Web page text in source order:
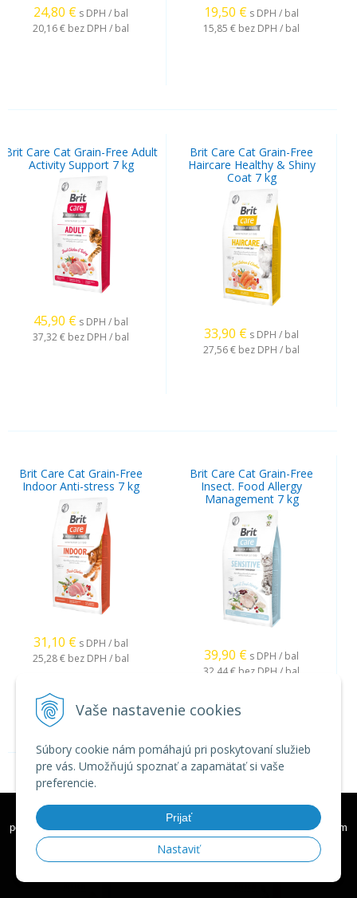
Vaše nastavenie cookies
Súbory cookie nám pomáhajú pri poskytovaní služieb
pre vás. Umožňujú spoznať a zapamätať si vaše
preferencie.
Prijať
Nastaviť
24,80 € s DPH / bal
20,16 € bez DPH / bal
19,50 € s DPH / bal
15,85 € bez DPH / bal
Brit Care Cat Grain-Free Adult
Activity Support 7 kg
45,90 € s DPH / bal
37,32 € bez DPH / bal
Brit Care Cat Grain-Free
Haircare Healthy & Shiny
Coat 7 kg
33,90 € s DPH / bal
27,56 € bez DPH / bal
Brit Care Cat Grain-Free
Indoor Anti-stress 7 kg
31,10 € s DPH / bal
25,28 € bez DPH / bal
Brit Care Cat Grain-Free
Insect. Food Allergy
Management 7 kg
39,90 € s DPH / bal
32,44 € bez DPH / bal
Brit Care Cat Grain-Free
Kitten Gentle Digestion &
Strong Immunity 7 kg
Kitten Healthy Growth &
Tieto internetové stránky používajú k poskytovaniu služieb,
personalizácií reklám a analýze návštevnosti súbory cookie. Používaním
týchto internetových stránok s tým súhlasíte.
Ďalšie informácie